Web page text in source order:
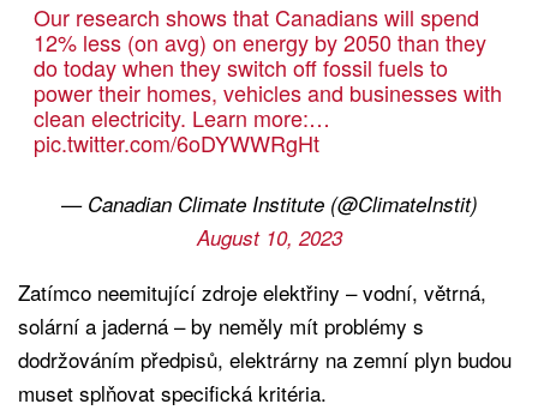
Our research shows that Canadians will spend
12% less (on avg) on energy by 2050 than they
do today when they switch off fossil fuels to
power their homes, vehicles and businesses with
clean electricity. Learn more:…
pic.twitter.com/6oDYWWRgHt
— Canadian Climate Institute (@ClimateInstit)
August 10, 2023
Zatímco neemitující zdroje elektřiny – vodní, větrná,
solární a jaderná – by neměly mít problémy s
dodržováním předpisů, elektrárny na zemní plyn budou
muset splňovat specifická kritéria.